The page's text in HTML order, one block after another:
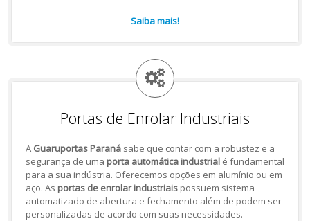
Saiba mais!
Portas de Enrolar Industriais
A Guaruportas Paranásabe que contar com a robustez e a
segurança de uma porta automática industrialé fundamental
para a sua indústria. Oferecemos opções em alumínio ou em
aço. As portas de enrolar industriaispossuem sistema
automatizado de abertura e fechamento além de podem ser
personalizadas de acordo com suas necessidades.